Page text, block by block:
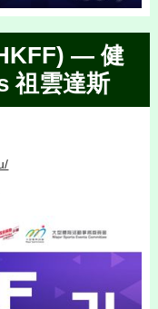
— 健
祖雲達斯